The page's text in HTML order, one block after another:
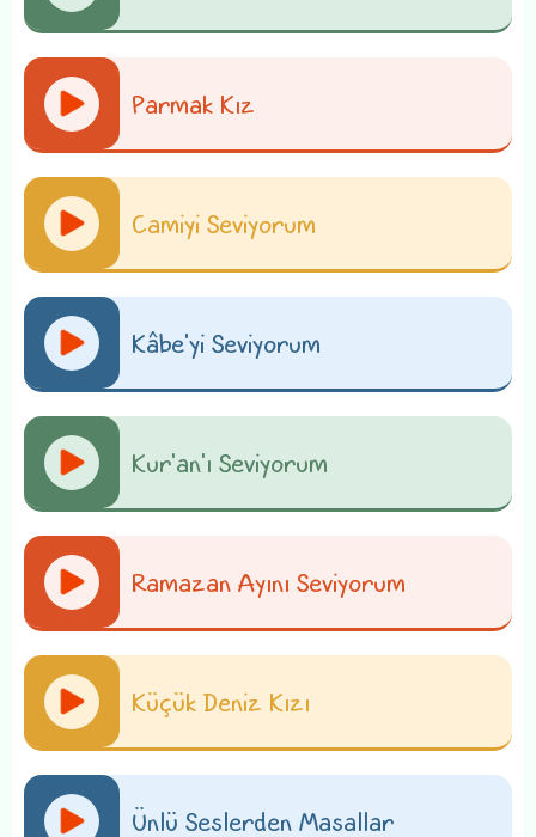
Parmak Kız
Camiyi Seviyorum
Kâbe'yi Seviyorum
Kur'an'ı Seviyorum
Ramazan Ayını Seviyorum
Küçük Deniz Kızı
Ünlü Seslerden Masallar